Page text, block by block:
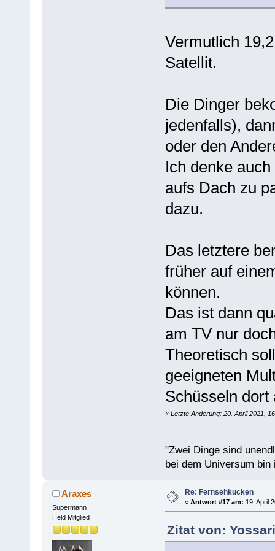
Vermutlich
Satellit.
Die Dinger
jedenfalls),
oder den
Ich denke
aufs Dach zu
dazu.
Das letztere
früher auf
können.
Das ist dann
am TV nur
Theoretisch
geeigneten
Schüsseln
« Letzte Änderung: 20. April 2021,
"Zwei Dinge sind
bei dem Universum
Araxes
Supermann
Held Mitglied
Re: Fernsehkucken
« Antwort #17 am: 19. April
Zitat von: